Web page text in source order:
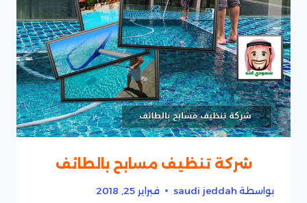
شركة تنظيف مسابح بالطائف
بواسطة saudi jeddah فبراير 25, 2018